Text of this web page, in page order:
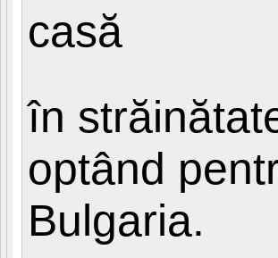
casă
în
optând
Bulgaria.